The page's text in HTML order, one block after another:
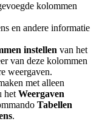
kolommen
en andere informatie
instellen van het
van deze kolommen
weergaven.
met alleen
het Weergaven
Tabellen
.